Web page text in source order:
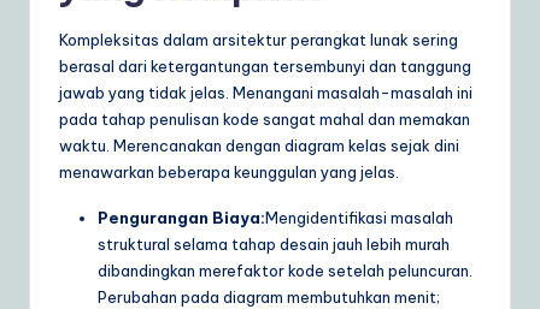
Kompleksitas dalam arsitektur perangkat lunak sering
berasal dari ketergantungan tersembunyi dan tanggung
jawab yang tidak jelas. Menangani masalah-masalah ini
pada tahap penulisan kode sangat mahal dan memakan
waktu. Merencanakan dengan diagram kelas sejak dini
menawarkan beberapa keunggulan yang jelas.
Pengurangan Biaya:Mengidentifikasi masalah
struktural selama tahap desain jauh lebih murah
dibandingkan merefaktor kode setelah peluncuran.
Perubahan pada diagram membutuhkan menit;